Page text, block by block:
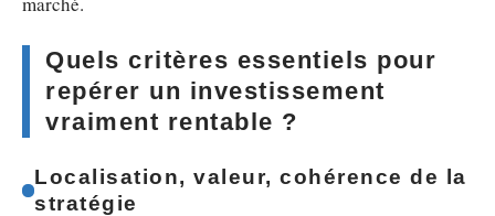
Quels critères essentiels pour
repérer un investissement
vraiment rentable ?
Localisation, valeur, cohérence de la
stratégie